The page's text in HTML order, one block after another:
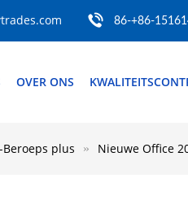
86-+86-
OVER ONS
plus Nieuwe Office